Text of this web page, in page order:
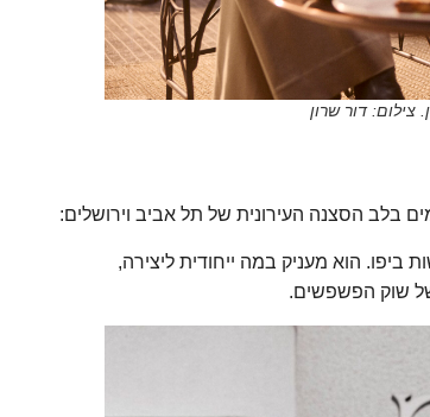
צילום: דור שרון
הוא מעניק במה ייחודית ליצירה,
שוק הפשפשים.